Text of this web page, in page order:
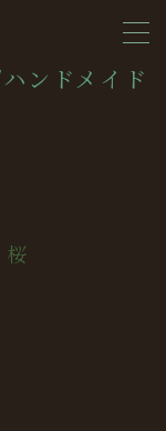
ンドメイド